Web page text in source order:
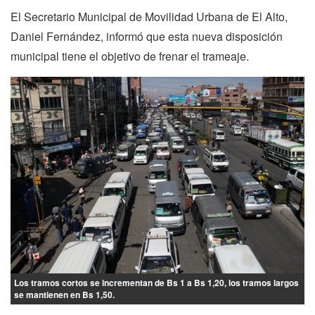
El Secretario Municipal de Movilidad Urbana de El Alto,
Daniel Fernández, informó que esta nueva disposición
municipal tiene el objetivo de frenar el trameaje.
Los tramos cortos se incrementan de Bs 1 a Bs 1,20, los tramos largos
se mantienen en Bs 1,50.